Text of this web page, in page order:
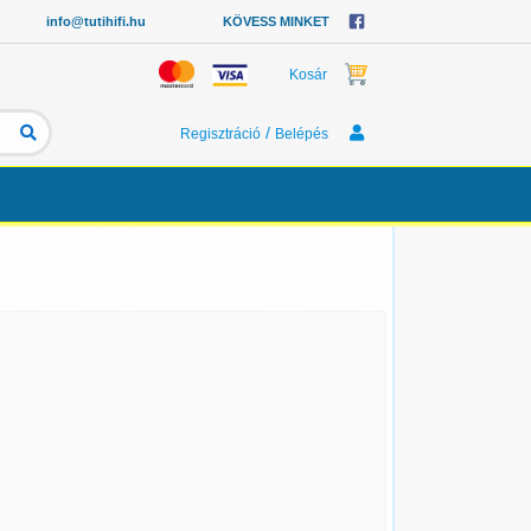
info@tutihifi.hu KÖVESS MINKET
Kosár
Regisztráció / Belépés